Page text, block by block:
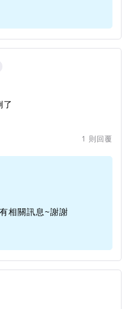
了
1 則回覆
相關訊息~謝謝